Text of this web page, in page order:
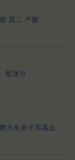
其二 严颜
蛟龙引
为先君子写墓志